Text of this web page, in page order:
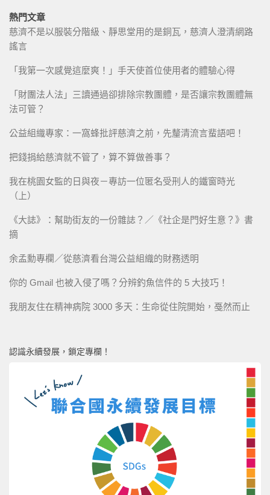
熱門文章
慈濟不是以服裝分階級、靜思堂用的是銅瓦，慈濟人澄清網路
謠言
「我第一次感覺這麼爽！」手天使首位使用者的體驗心得
「財團法人法」三讀通過卻排除宗教團體，是否讓宗教團體無
法可管？
公益組織專家：一窩蜂批評慈濟之前，先釐清流言蜚語吧！
把錢捐給慈濟就不管了，算不算做善事？
我在桃園女監的日與夜－專訪一位匿名受刑人的鐵窗時光
（上）
《大誌》：幫助街友的一份雜誌？／《社企是門好生意？》書
摘
余孟勳專欄／從慈濟看台灣公益組織的財務透明
你的 Gmail 也被入侵了嗎？分辨釣魚信件的 5 大技巧！
我朋友住在精神病院 3000 多天：生命從住院開始，戞然而止
認識永續發展，鎖定專欄！